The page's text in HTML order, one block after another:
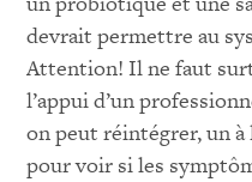
devrait permettre au
Attention! Il ne faut
l’appui d’un
on peut réintégrer, un
pour voir si les